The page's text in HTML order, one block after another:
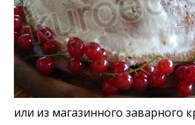
или из магазинного заварного